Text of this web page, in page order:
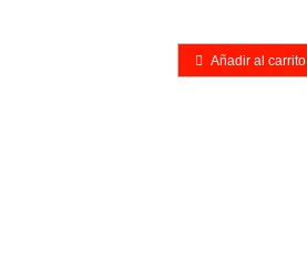
Añadir al carrito